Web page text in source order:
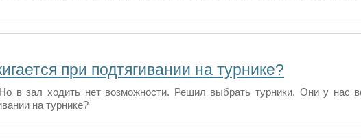
при подтягивании на турнике?
в зал ходить нет возможности. Решил выбрать турники. Они у нас
на турнике?